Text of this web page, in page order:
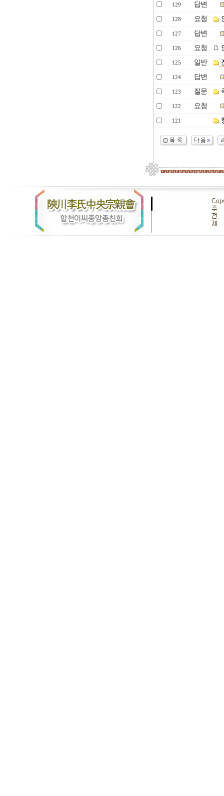
129 답변
128 요청
127 답변
126 요청
125 일반
124 답변
123 질문
122 요청
121